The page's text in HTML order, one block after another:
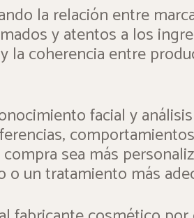
la relación entre
y atentos a los
la coherencia entre
facial y
sea más
o un tratamiento más